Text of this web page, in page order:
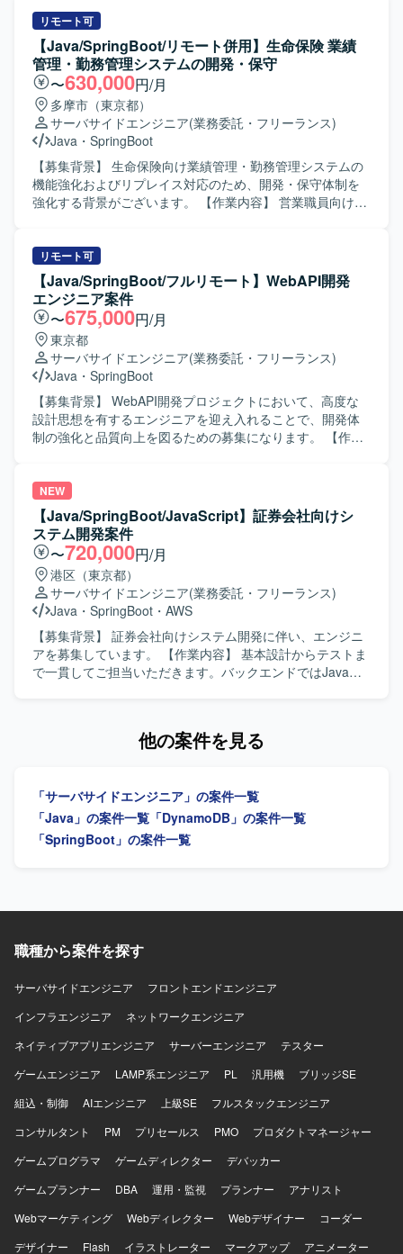
【開発環境】 Java（SpringBoot）を用いたバックエンド開
発環境にて、AWS上でシステムを構築・開発していただき
ます。ウォータフォール型の開発プロセスを採用してお
り、各工程ごとに成果物レビューや試験を行う体制となっ
ております。
環境で、主に製造フェーズを中心とした実装およびテスト
を行っていただきます。 【求める人物像】 自ら課題を把握
し、主体的に手を動かしながら開発を進められる方を求め
ています。チームメンバーと円滑にコミュニケーションを
取り、品質と生産性の両立を意識して取り組める方が望ま
しいです。 【ポジションの魅力】 フロントエンドとバック
エンドの双方に関わることができ、Webアプリケーション
開発のスキルを幅広く習得・強化できる環境です。詳細設
計からテストまで一連の工程に携わることで、上流から下
流までの実務経験を積むことができます。 【開発環境】
Java、SpringBoot（またはspring）、JavaScript、SQLを用
リモート可
【Java/SpringBoot/リモート併用】生命保険 業績
管理・勤務管理システムの開発・保守
〜630,000円/月
多摩市（東京都）
サーバサイドエンジニア(業務委託・フリーランス)
Java ・ SpringBoot
【募集背景】 生命保険向け業績管理・勤務管理システムの
機能強化およびリプレイス対応のため、開発・保守体制を
強化する背景がございます。 【作業内容】 営業職員向け勤
て、設計・開発・テスト・リリースまで一連の工程に携わ
っていただきます。要件や基本設計などの上流工程にも関
与いただき、関連システムとの連携や仕様調整を行ってい
ただきます。 【求める人物像】 長期的な参画を前提に、主
体的に課題発見・改善提案ができる方を求めております。5
名以上のチーム開発体制の中で、周囲と連携しながら自律
的に動ける方、ドキュメントやコミュニケーションを通じ
て品質向上に取り組める方が望ましいです。 【ポジション
の魅力】 生命保険業界向けのコアシステムに携わること
で、業務知識とWebアプリケーション開発スキルの双方を
高めていただけます。上流工程から開発・保守まで一気通
環境への移行経験も積むことができます。 【開発環境】
JavaおよびSpringBootを中心としたWebアプリケーション
開発環境となっております。クラウド技術としてAWSを利
用する可能性があり、要件定義や基本設計など上流工程に
も関わる機会がございます。
リモート可
【Java/SpringBoot/フルリモート】WebAPI開発
エンジニア案件
〜675,000円/月
東京都
サーバサイドエンジニア(業務委託・フリーランス)
Java ・ SpringBoot
【募集背景】 WebAPI開発プロジェクトにおいて、高度な
設計思想を有するエンジニアを迎え入れることで、開発体
制の強化と品質向上を図るための募集になります。 【作業
きます。ドメイン知識を理解しながらクリーンアーキテク
チャなどの設計思想を踏まえた構成を検討し、コードレビ
ューを通じた品質向上にも主体的に取り組んでいただきま
す。また、生成AIの活用を含め、開発効率の向上に向けた
工夫や改善提案も行っていただきます。 【求める人物像】
設計思想（DDDやクリーンアーキテクチャなど）への理解
が深く、自ら課題を見つけて解決策を提案・実行できる能
動的な方を求めています。顧客社員との議論をリードしな
がら、チーム全体を前向きに牽引できるコミュニケーショ
ン力をお持ちの方にマッチする環境です。 【ポジションの
魅力】 設計からテストコード実装まで幅広い工程に関わる
キルを磨きたい方にとって成長機会の大きいポジションで
のテストフレームワークを利用する想定です。DDDやクリ
ーンアーキテクチャ、アジャイル開発、Dockerなどの技術
を組み合わせた開発スタイルとなります。
NEW
【Java/SpringBoot/JavaScript】証券会社向けシ
ステム開発案件
〜720,000円/月
港区（東京都）
サーバサイドエンジニア(業務委託・フリーランス)
Java ・ SpringBoot ・ AWS
【募集背景】 証券会社向けシステム開発に伴い、エンジニ
アを募集しています。 【作業内容】 基本設計からテストま
で一貫してご担当いただきます。バックエンドではJavaお
TypeScript（React）を使用します。ソースコード管理には
GitLab、コミュニケーションにはTeamsを使用します。
他の案件を見る
「サーバサイドエンジニア」の案件一覧
「Java」の案件一覧 「DynamoDB」の案件一覧
「SpringBoot」の案件一覧
職種から案件を探す
サーバサイドエンジニア
フロントエンドエンジニア
インフラエンジニア
ネットワークエンジニア
ネイティブアプリエンジニア
サーバーエンジニア
テスター
ゲームエンジニア
LAMP系エンジニア PL 汎用機
ブリッジSE
組込・制御
AIエンジニア 上級SE
フルスタックエンジニア
コンサルタント
PM プリセールス PMO
プロダクトマネージャー
ゲームプログラマ
ゲームディレクター
デバッカー
ゲームプランナー
DBA 運用・監視 プランナー
アナリスト
Webマーケティング
Webディレクター Webデザイナー
コーダー
デザイナー
Flash イラストレーター マークアップ
アニメーター